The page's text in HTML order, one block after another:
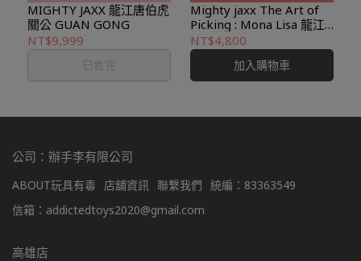
MIGHTY JAXX 龍江唐伯虎
關公 GUAN GONG
NT$9,999
已售完
Mighty jaxx The Art of
Picking : Mona Lisa 龍江
唐伯虎 蒙娜麗莎 by Po
Yun Wang
NT$4,800
加入購物車
公司：辦手李有限公司
ABOUT玩具有毒 店舖資訊 聯繫我們 統編：83363549
信箱：addictedtoys2020@gmail.com
高雄店